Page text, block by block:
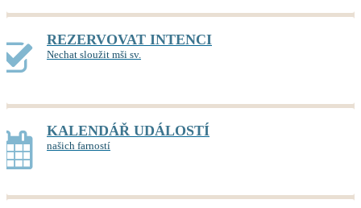
REZERVOVAT INTENCI
Nechat sloužit mši sv.
KALENDÁŘ UDÁLOSTÍ
našich farností